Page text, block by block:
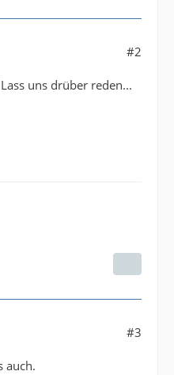
#2
uns drüber reden...
#3
auch.